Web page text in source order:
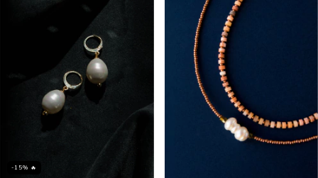
-15% 🔥